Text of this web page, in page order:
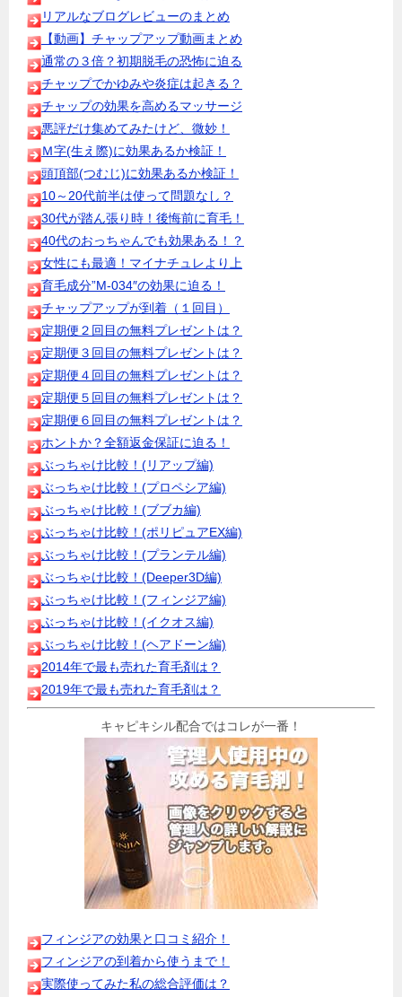
リアルなブログレビューのまとめ
【動画】チャップアップ動画まとめ
通常の３倍？初期脱毛の恐怖に迫る
チャップでかゆみや炎症は起きる？
チャップの効果を高めるマッサージ
悪評だけ集めてみたけど、微妙！
Ｍ字(生え際)に効果あるか検証！
頭頂部(つむじ)に効果あるか検証！
10～20代前半は使って問題なし？
30代が踏ん張り時！後悔前に育毛！
40代のおっちゃんでも効果ある！？
女性にも最適！マイナチュレより上
育毛成分”M-034″の効果に迫る！
チャップアップが到着（１回目）
定期便２回目の無料プレゼントは？
定期便３回目の無料プレゼントは？
定期便４回目の無料プレゼントは？
定期便５回目の無料プレゼントは？
定期便６回目の無料プレゼントは？
ホントか？全額返金保証に迫る！
ぶっちゃけ比較！(リアップ編)
ぶっちゃけ比較！(プロペシア編)
ぶっちゃけ比較！(ブブカ編)
ぶっちゃけ比較！(ポリピュアEX編)
ぶっちゃけ比較！(プランテル編)
ぶっちゃけ比較！(Deeper3D編)
ぶっちゃけ比較！(フィンジア編)
ぶっちゃけ比較！(イクオス編)
ぶっちゃけ比較！(ヘアドーン編)
2014年で最も売れた育毛剤は？
2019年で最も売れた育毛剤は？
キャピキシル配合ではコレが一番！
フィンジアの効果と口コミ紹介！
フィンジアの到着から使うまで！
実際使ってみた私の総合評価は？